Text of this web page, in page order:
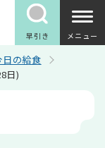
早引き メニュー
日の給食
日)